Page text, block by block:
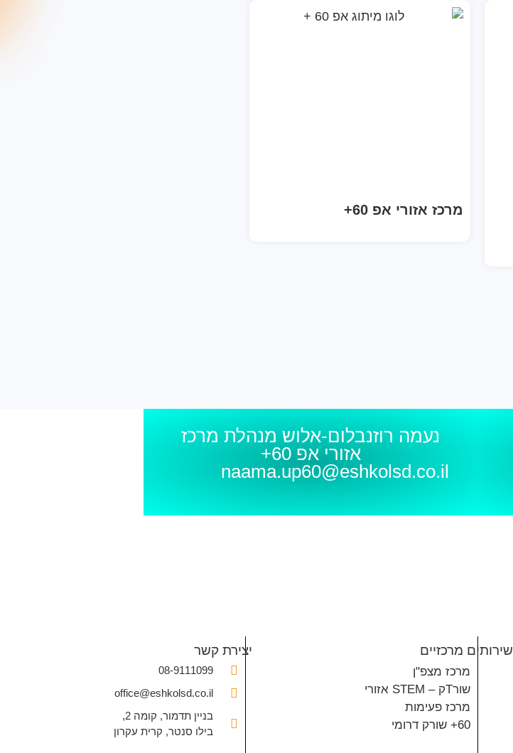
מרכז אזורי אפ 60+
נעמה רוזנבלום-אלוש מנהלת מרכז
אזורי אפ 60+
naama.up60@eshkolsd.co.il
שירותים מרכזיים
מרכז מצפ"ן
שורTק – STEM אזורי
מרכז פעימות
60+ שורק דרומי
יצירת קשר
08-9111099
office@eshkolsd.co.il
בניין תדמור, קומה 2,
בילו סנטר, קרית עקרון